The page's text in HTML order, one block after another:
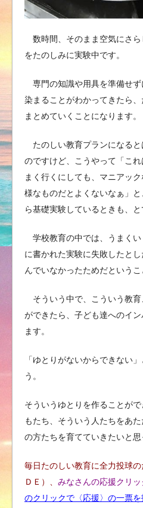
数時間、そのまま空気にさら
をたのしみに実験中です。
専門の知識や用具を準備せず
染まることがわかってきたら
まとめていくことになります。
たのしい教育プランになる
のですけど、こうやって「こ
まく行くにしても、マニアッ
様なものだとよくないなぁ」
ら基礎実験しているときも、と
学校教育の中では、うまく
に書かれた実験に失敗したと
んでいなかったためだというこ
そういう中で、こういう教育
ができたら、子ども達へのイ
ます。
「ゆとりがないからできない
う。
そういうゆとりを作ることが
もたち、そういう人たちをあ
の方たちを育てていきたいと思
毎日たのしい教育に全力投球
ＤＥ）、 みなさんの応援クリッ
のクリックで〈応援〉の一票を